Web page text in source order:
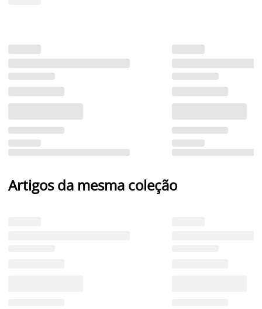
Artigos da mesma coleção